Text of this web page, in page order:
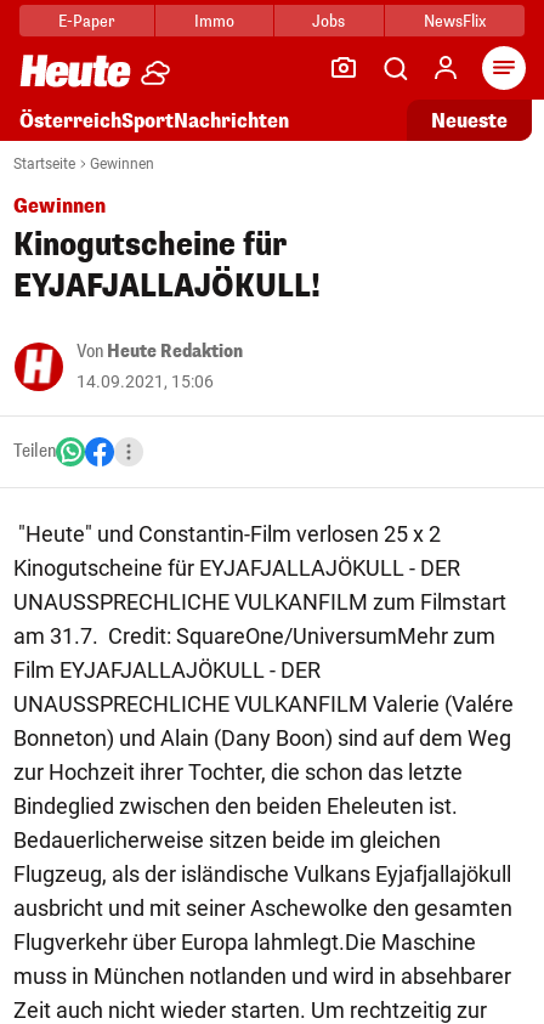
E-Paper Immo Jobs NewsFlix
ÖsterreichSportNachrichten Neueste
Startseite Gewinnen
Gewinnen
Kinogutscheine für
EYJAFJALLAJÖKULL!
Von Heute Redaktion
14.09.2021, 15:06
Teilen
"Heute" und Constantin-Film verlosen 25 x 2
Kinogutscheine für EYJAFJALLAJÖKULL - DER
UNAUSSPRECHLICHE VULKANFILM zum Filmstart
am 31.7. Credit: SquareOne/UniversumMehr zum
Film EYJAFJALLAJÖKULL - DER
UNAUSSPRECHLICHE VULKANFILM Valerie (Valére
Bonneton) und Alain (Dany Boon) sind auf dem Weg
zur Hochzeit ihrer Tochter, die schon das letzte
Bindeglied zwischen den beiden Eheleuten ist.
Bedauerlicherweise sitzen beide im gleichen
Flugzeug, als der isländische Vulkans Eyjafjallajökull
ausbricht und mit seiner Aschewolke den gesamten
Flugverkehr über Europa lahmlegt.Die Maschine
muss in München notlanden und wird in absehbarer
Zeit auch nicht wieder starten. Um rechtzeitig zur